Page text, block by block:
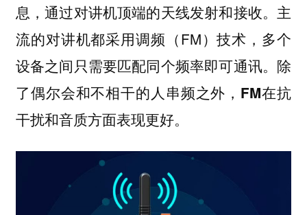
息，通过对讲机顶端的天线发射和接收。主
流的对讲机都采用调频（FM）技术，多个
设备之间只需要匹配同个频率即可通讯。 除
了偶尔会和不相干的人串频之外，FM在抗
干扰和音质方面表现更好。